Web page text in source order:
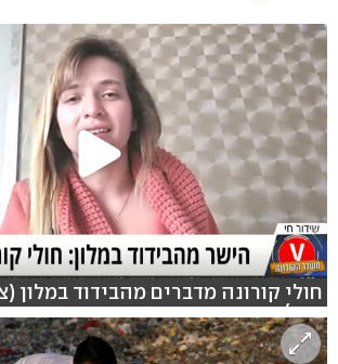
חולי קורונה מדברים מהבידוד במלון
עמי)